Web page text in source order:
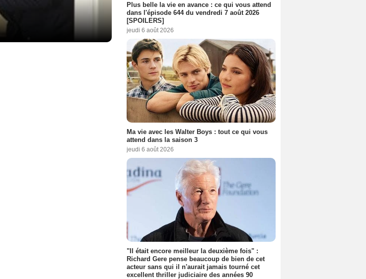
Plus belle la vie en avance : ce qui vous attend
dans l'épisode 644 du vendredi 7 août 2026
[SPOILERS]
jeudi 6 août 2026
Ma vie avec les Walter Boys : tout ce qui vous
attend dans la saison 3
jeudi 6 août 2026
"Il était encore meilleur la deuxième fois" :
Richard Gere pense beaucoup de bien de cet
acteur sans qui il n'aurait jamais tourné cet
excellent thriller judiciaire des années 90